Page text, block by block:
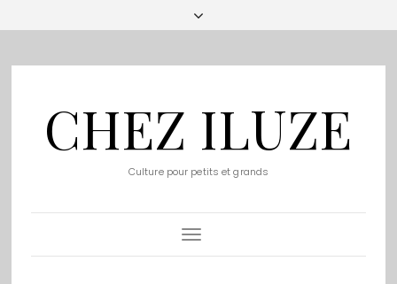
CHEZ ILUZE
Culture pour petits et grands
Toggle
Navigation